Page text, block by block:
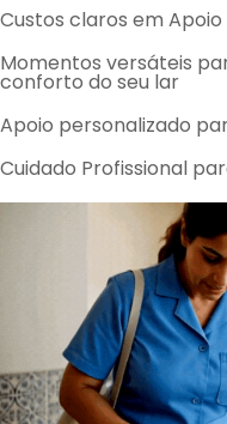
Custos claros em
Momentos versáteis
conforto do seu lar
Apoio personalizado
Cuidado Profissional